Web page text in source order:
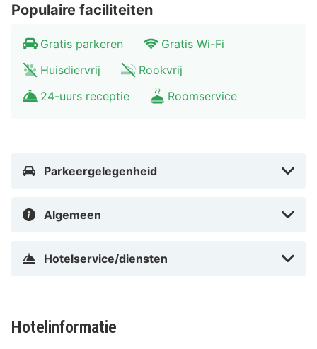
für Künste Bremen - 4 km Bleikeller - 4,1 km De
voornaamste luchthaven voor artHotel Bremen is
Bremen (BRE) - 8,8 km
Met een verblijf bij artHotel Bremen in Bremen, in de
buurt Bremen-Hemelingen, bevind je je op 5 min.
Populaire faciliteiten
Gratis parkeren
Gratis Wi-Fi
Huisdiervrij
Rookvrij
24-uurs receptie
Roomservice
Parkeergelegenheid
Algemeen
Hotelservice/diensten
Hotelinformatie